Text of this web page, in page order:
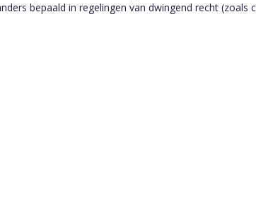
bepaald in regelingen van dwingend recht (zoals